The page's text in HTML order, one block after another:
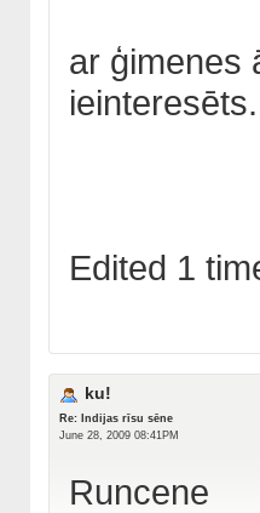
ar ģimenes
Edited 1
ku!
Re: Indijas rīsu sēne
June 28, 2009 08:41PM
Runcene